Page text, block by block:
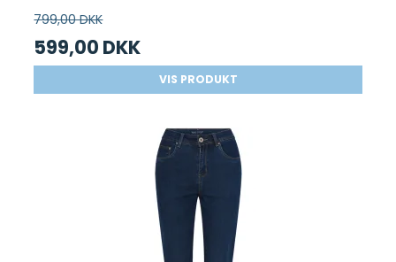
799,00 DKK
599,00 DKK
VIS PRODUKT